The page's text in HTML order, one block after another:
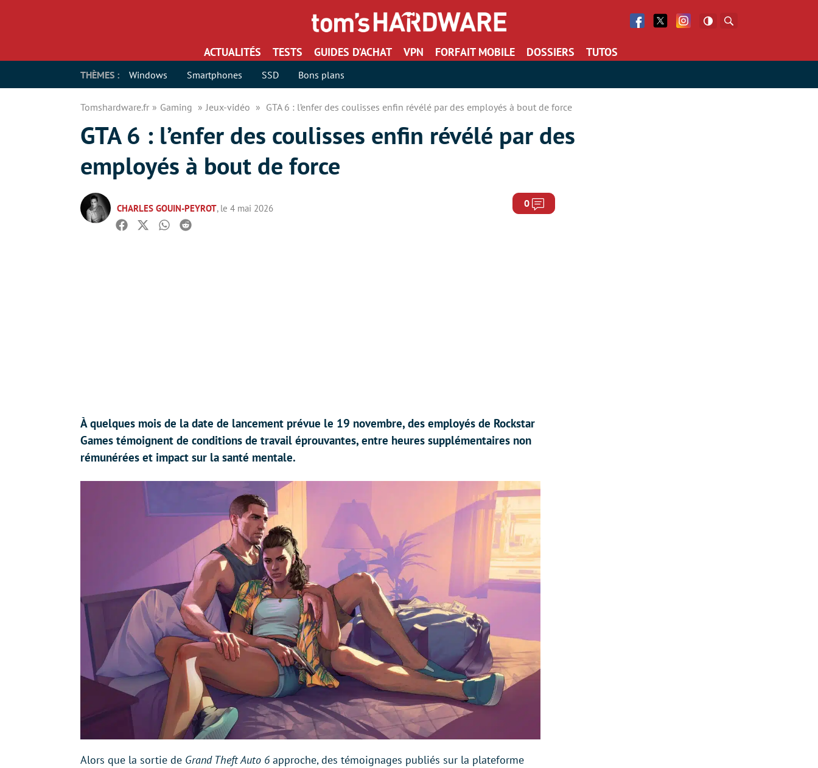
Facebook
Twitter Facebook
ACTUALITÉS TESTS GUIDES D’ACHAT VPN FORFAIT MOBILE DOSSIERS TUTOS
THÈMES : Windows Smartphones SSD Bons plans
Tomshardware.fr Gaming Jeux-vidéo GTA 6 : l’enfer des coulisses enfin révélé par des employés à bout de force
GTA 6 : l’enfer des coulisses enfin révélé par des
employés à bout de force
CHARLES GOUIN-PEYROT, le 4 mai 2026 0 Commentaires
Facebook
TwitterWhatsapp
Reddit
À quelques mois de la date de lancement prévue le 19 novembre, des employés de Rockstar
Games témoignent de conditions de travail éprouvantes, entre heures supplémentaires non
rémunérées et impact sur la santé mentale.
Alors que la sortie de Grand Theft Auto 6 approche, des témoignages publiés sur la plateforme